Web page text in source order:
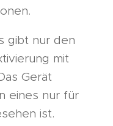
gibt nur den
mit
Gerät
eines nur für
ist.